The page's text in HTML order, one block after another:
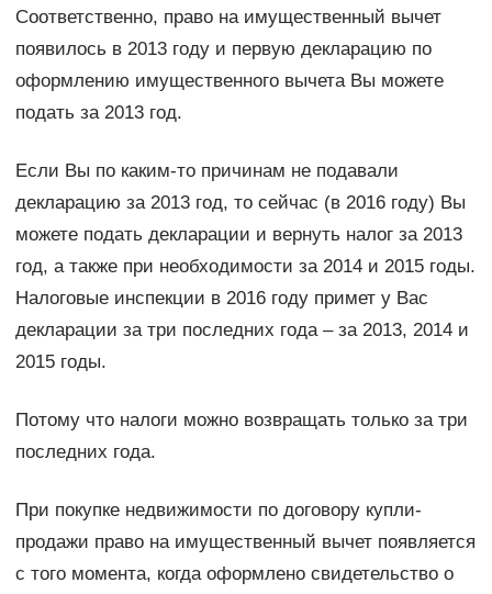
Соответственно, право на имущественный вычет
появилось в 2013 году и первую декларацию по
оформлению имущественного вычета Вы можете
подать за 2013 год.
Если Вы по каким-то причинам не подавали
декларацию за 2013 год, то сейчас (в 2016 году) Вы
можете подать декларации и вернуть налог за 2013
год, а также при необходимости за 2014 и 2015 годы.
Налоговые инспекции в 2016 году примет у Вас
декларации за три последних года – за 2013, 2014 и
2015 годы.
Потому что налоги можно возвращать только за три
последних года.
При покупке недвижимости по договору купли-
продажи право на имущественный вычет появляется
с того момента, когда оформлено свидетельство о